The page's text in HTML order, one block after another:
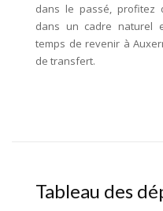
dans le passé, profitez
dans un cadre naturel
temps de revenir à
de transfert.
Tableau des